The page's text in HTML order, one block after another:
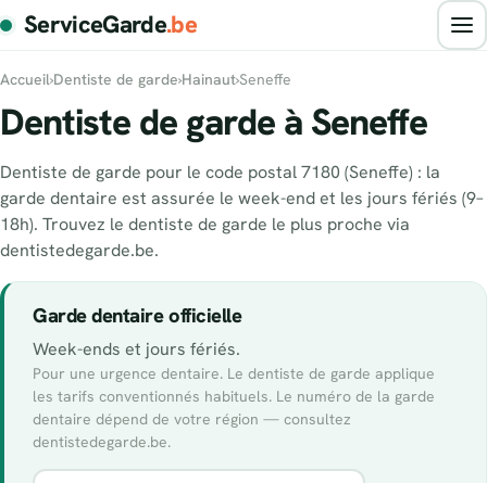
ServiceGarde.be
Accueil›Dentiste de garde›Hainaut›Seneffe
Dentiste de garde à Seneffe
Dentiste de garde pour le code postal 7180 (Seneffe) : la
garde dentaire est assurée le week-end et les jours fériés (9–
18h). Trouvez le dentiste de garde le plus proche via
dentistedegarde.be.
Garde dentaire officielle
Week-ends et jours fériés.
Pour une urgence dentaire. Le dentiste de garde applique
les tarifs conventionnés habituels. Le numéro de la garde
dentaire dépend de votre région — consultez
dentistedegarde.be.